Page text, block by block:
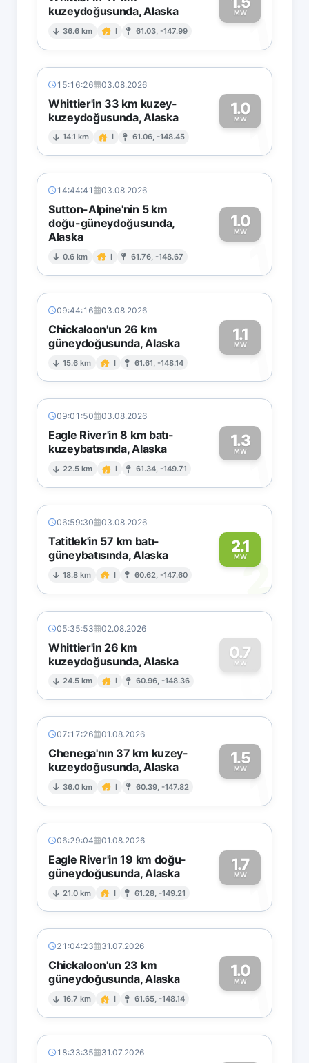
kuzeydoğusunda, Alaska
36.6 km I 61.03, -147.99
MW1
15:16:26 03.08.2026
Whittier'in 33 km kuzey-
kuzeydoğusunda, Alaska
14.1 km I 61.06, -148.45
1.0
MW1
14:44:41 03.08.2026
Sutton-Alpine'nin 5 km
doğu-güneydoğusunda,
Alaska
0.6 km I 61.76, -148.67
1.0
MW
1
09:44:16 03.08.2026
Chickaloon'un 26 km
güneydoğusunda, Alaska
15.6 km I 61.61, -148.14
1.1
MW1
09:01:50 03.08.2026
Eagle River'in 8 km batı-
kuzeybatısında, Alaska
22.5 km I 61.34, -149.71
1.3
MW1
06:59:30 03.08.2026
Tatitlek'in 57 km batı-
güneybatısında, Alaska
18.8 km I 60.62, -147.60
2.1
MW2
05:35:53 02.08.2026
Whittier'in 26 km
kuzeydoğusunda, Alaska
24.5 km I 60.96, -148.36
0.7
MW
0
07:17:26 01.08.2026
Chenega'nın 37 km kuzey-
kuzeydoğusunda, Alaska
36.0 km I 60.39, -147.82
1.5
MW1
06:29:04 01.08.2026
Eagle River'in 19 km doğu-
güneydoğusunda, Alaska
21.0 km I 61.28, -149.21
1.7
MW1
21:04:23 31.07.2026
Chickaloon'un 23 km
güneydoğusunda, Alaska
16.7 km I 61.65, -148.14
1.0
MW1
18:33:35 31.07.2026